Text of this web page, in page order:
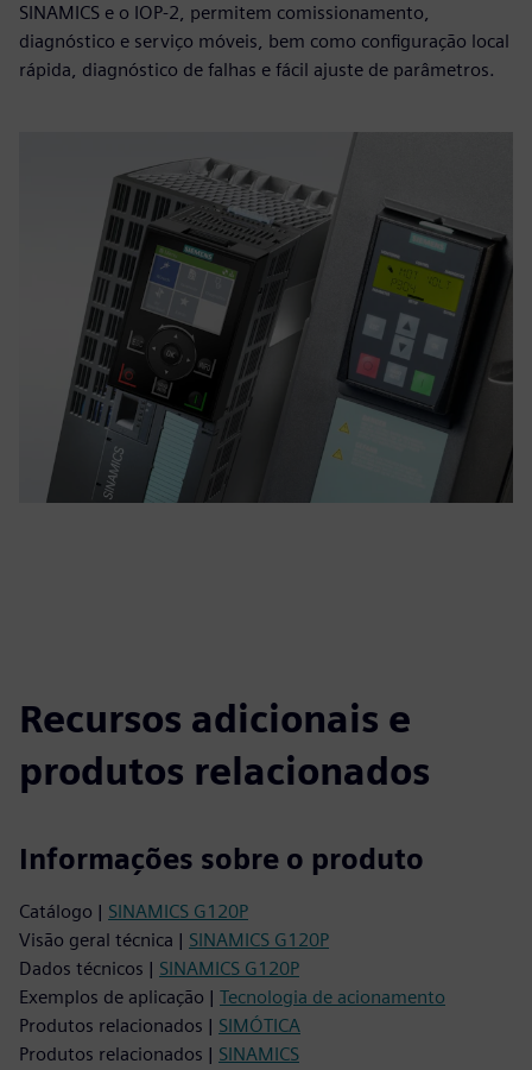
SINAMICS e o IOP-2, permitem comissionamento,
diagnóstico e serviço móveis, bem como configuração local
rápida, diagnóstico de falhas e fácil ajuste de parâmetros.
Recursos adicionais e
produtos relacionados
Informações sobre o produto
Catálogo | SINAMICS G120P
Visão geral técnica | SINAMICS G120P
Dados técnicos | SINAMICS G120P
Exemplos de aplicação | Tecnologia de acionamento
Produtos relacionados | SIMÓTICA
Produtos relacionados | SINAMICS